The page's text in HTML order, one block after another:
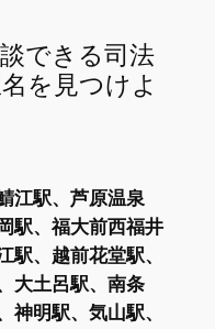
できる司法
を見つけよ
江駅、芦原温泉
駅、福大前西福井
駅、越前花堂駅、
大土呂駅、南条
神明駅、気山駅、